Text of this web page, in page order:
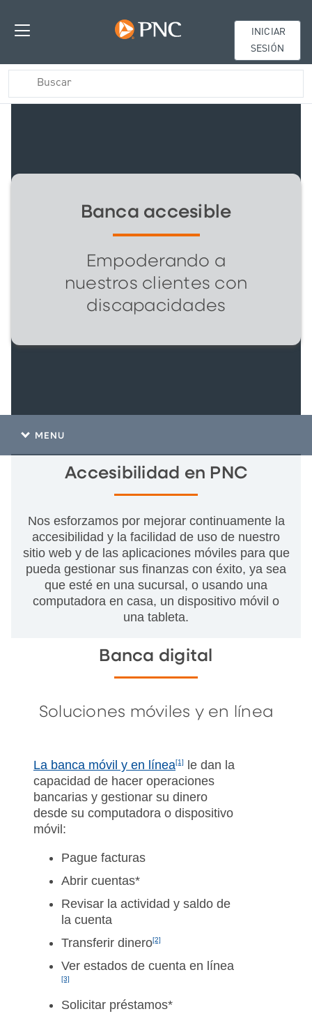
INICIAR
SESIÓN
Banca accesible
Empoderando a
nuestros clientes con
discapacidades
MENU
Accesibilidad en PNC
Nos esforzamos por mejorar continuamente la
accesibilidad y la facilidad de uso de nuestro
sitio web y de las aplicaciones móviles para que
pueda gestionar sus finanzas con éxito, ya sea
que esté en una sucursal, o usando una
computadora en casa, un dispositivo móvil o
una tableta.
Banca digital
Soluciones móviles y en línea
La banca móvil y en línea[1]
le dan la
capacidad de hacer operaciones
bancarias y gestionar su dinero
desde su computadora o dispositivo
móvil:
Pague facturas
Abrir cuentas*
Revisar la actividad y saldo de
la cuenta
Transferir dinero[2]
Ver estados de cuenta en línea
[3]
Solicitar préstamos*